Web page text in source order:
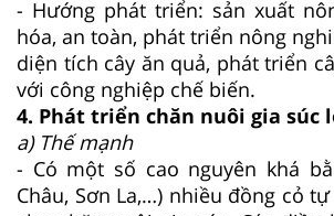
- Hướng phát triển: sản xuất
hóa, an toàn, phát triển nông
diện tích cây ăn quả, phát triển
với công nghiệp chế biến.
4. Phát triển chăn nuôi gia súc
a) Thế mạnh
- Có một số cao nguyên khá
Châu, Sơn La,…) nhiều đồng cỏ